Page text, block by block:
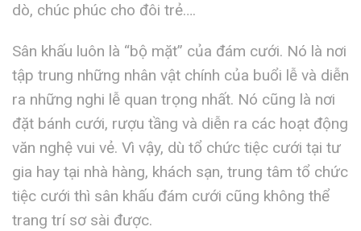
dò, chúc phúc cho đôi trẻ….
Sân khấu luôn là “bộ mặt” của đám cưới. Nó là nơi
tập trung những nhân vật chính của buổi lễ và diễn
ra những nghi lễ quan trọng nhất. Nó cũng là nơi
đặt bánh cưới, rượu tầng và diễn ra các hoạt động
văn nghệ vui vẻ. Vì vậy, dù tổ chức tiệc cưới tại tư
gia hay tại nhà hàng, khách sạn, trung tâm tổ chức
tiệc cưới thì sân khấu đám cưới cũng không thể
trang trí sơ sài được.